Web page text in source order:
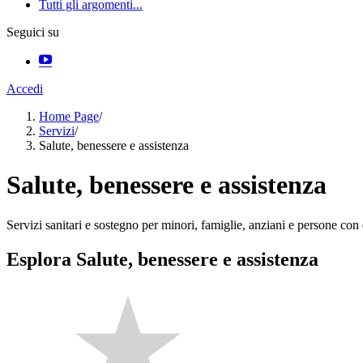
Tutti gli argomenti...
Seguici su
Accedi
Home Page/
Servizi/
Salute, benessere e assistenza
Salute, benessere e assistenza
Servizi sanitari e sostegno per minori, famiglie, anziani e persone con
Esplora Salute, benessere e assistenza